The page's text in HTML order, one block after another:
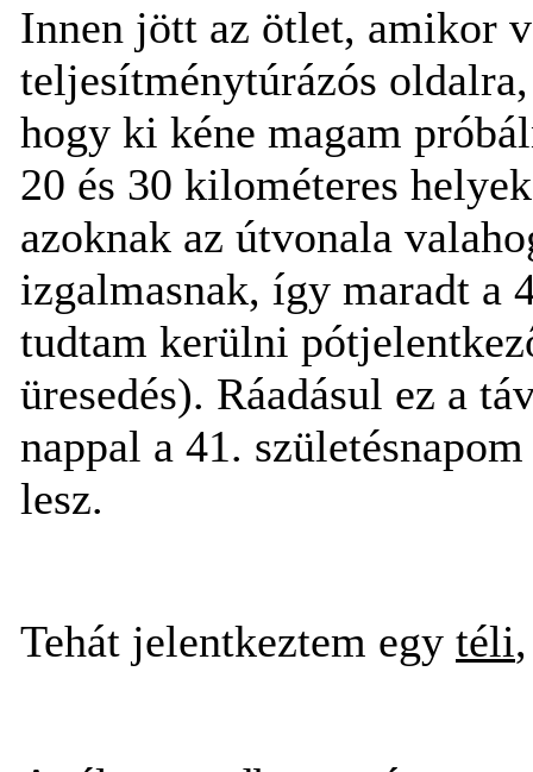
Innen jött az ötlet, amikor
teljesítménytúrázós
hogy ki kéne magam
20 és 30 kilométeres
azoknak az útvonala
izgalmasnak, így maradt a
tudtam kerülni
üresedés). Ráadásul ez a
nappal a 41.
lesz.
Tehát jelentkeztem egy téli